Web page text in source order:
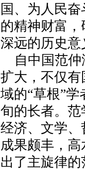
国、为人民
的精神财富
深远的历史
自中国范仲
扩大，不仅
域的“草根”
旬的长者。
经济、文学
成果颇丰，
出了主旋律